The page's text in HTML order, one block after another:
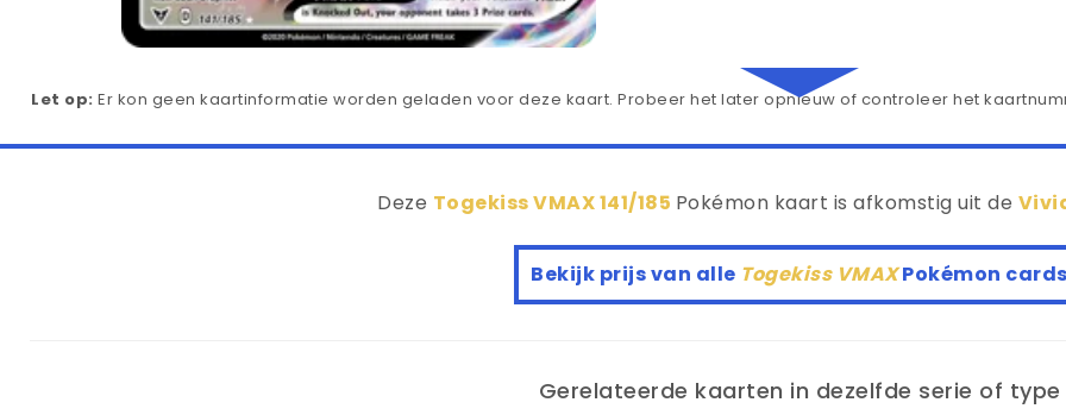
Let op: Er kon geen kaartinformatie worden geladen voor deze kaart. Probeer het later opnieuw of controleer het
Deze Togekiss VMAX 141/185 Pokémon kaart is afkomstig uit de
Bekijk prijs van alle Togekiss VMAXPokémon cards
Gerelateerde kaarten in dezelfde serie of type